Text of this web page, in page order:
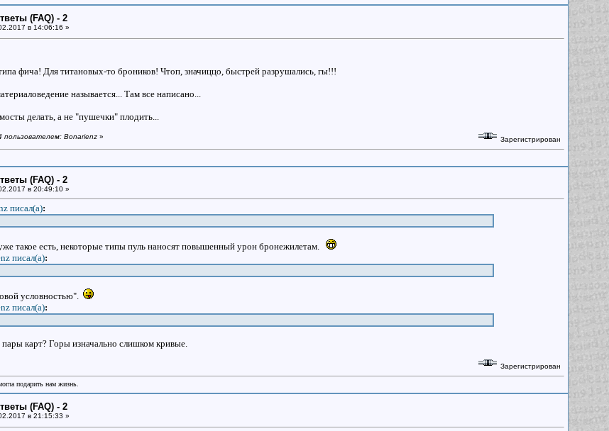
(FAQ) - 2
в 14:06:16 »
фича! Для титановых-то броников! Чтоп, значиццо, быстрей разрушались, гы!!!
называется... Там все написано...
делать, а не "пушечки" плодить...
пользователем: Bonarienz » Зарегистрирован
(FAQ) - 2
в 20:49:10 »
писал(a):
такое есть, некоторые типы пуль наносят повышенный урон бронежилетам.
писал(a):
условностью".
писал(a):
карт? Горы изначально слишком кривые.
Зарегистрирован
подарить нам жизнь.
(FAQ) - 2
в 21:15:33 »